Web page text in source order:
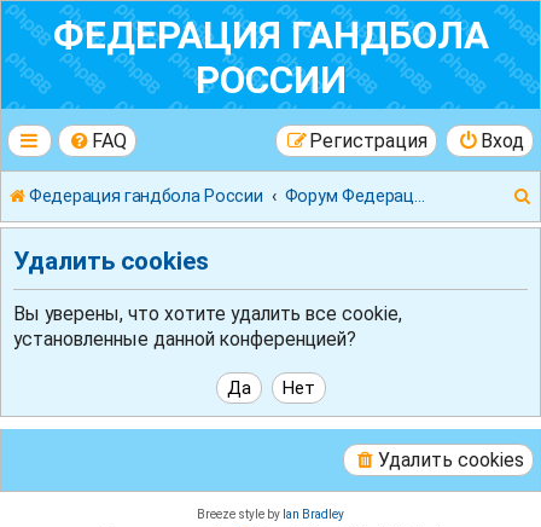
ФЕДЕРАЦИЯ ГАНДБОЛА
РОССИИ
FAQ Вход
Регистрация
Федерация гандбола России
Удалить cookies
Вы уверены, что хотите удалить все cookie,
установленные данной конференцией?
Удалить cookies
Breeze style by Ian Bradley